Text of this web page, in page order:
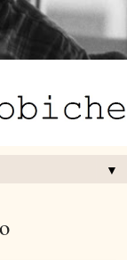
▼